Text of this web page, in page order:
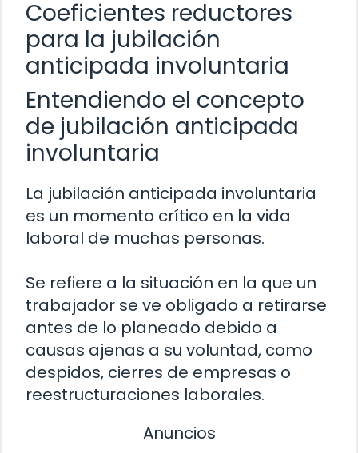
Coeficientes reductores
para la jubilación
anticipada involuntaria
Entendiendo el concepto
de jubilación anticipada
involuntaria
La jubilación anticipada involuntaria
es un momento crítico en la vida
laboral de muchas personas.
Se refiere a la situación en la que un
trabajador se ve obligado a retirarse
antes de lo planeado debido a
causas ajenas a su voluntad, como
despidos, cierres de empresas o
reestructuraciones laborales.
Anuncios